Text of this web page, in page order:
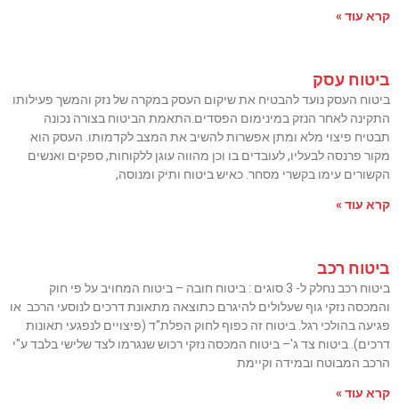
קרא עוד »
ביטוח עסק
ביטוח העסק נועד להבטיח את שיקום העסק במקרה של נזק והמשך פעילותו
התקינה לאחר הנזק במינימום הפסדים.התאמת הביטוח בצורה נכונה
תבטיח פיצוי מלא ומתן אפשרות להשיב את המצב לקדמותו. העסק הוא
מקור פרנסה לבעליו, לעובדים בו וכן מהווה עוגן ללקוחות, ספקים ואנשים
הקשורים עימו בקשרי מסחר. כאיש ביטוח ותיק ומנוסה,
קרא עוד »
ביטוח רכב
ביטוח רכב נחלק ל- 3 סוגים : ביטוח חובה – ביטוח המחויב על פי חוק
והמכסה נזקי גוף שעלולים להיגרם כתוצאה מתאונת דרכים לנוסעי הרכב או
פגיעה בהולכי רגל. ביטוח זה כפוף לחוק הפלת"ד (פיצויים לנפגעי תאונות
דרכים). ביטוח צד ג'– ביטוח המכסה נזקי רכוש שנגרמו לצד שלישי בלבד ע"י
הרכב המבוטח ובמידה וקיימת
קרא עוד »